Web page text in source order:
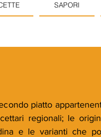
SAPORI
piatto
regionali; le
e le varianti che